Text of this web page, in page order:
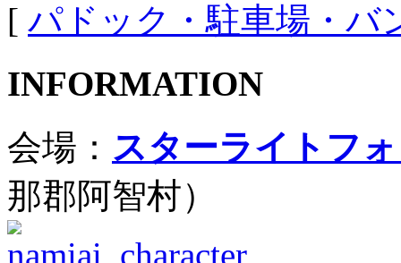
[ パドック・駐車場・バ
INFORMATION
会場： スターライトフ
那郡阿智村）